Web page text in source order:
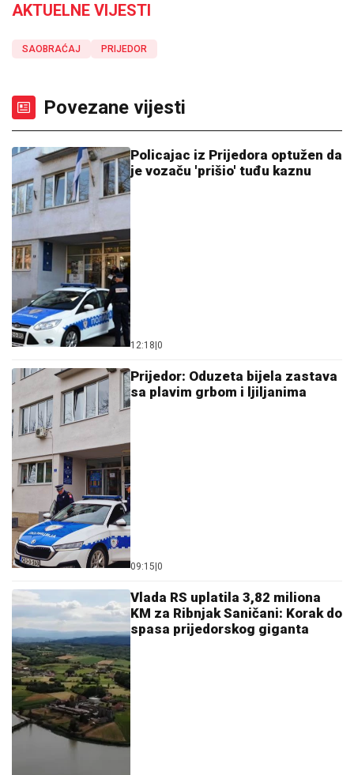
AKTUELNE VIJESTI
SAOBRAĆAJ PRIJEDOR
Povezane vijesti
Policajac iz Prijedora optužen da
je vozaču 'prišio' tuđu kaznu
12:18 0
Prijedor: Oduzeta bijela zastava
sa plavim grbom i ljiljanima
09:15 0
Vlada RS uplatila 3,82 miliona
KM za Ribnjak Saničani: Korak do
spasa prijedorskog giganta